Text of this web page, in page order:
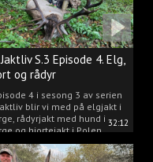
32:12
S.3 Episode 4. Elg,
og rådyr
4 i sesong 3 av serien
blir vi med på elgjakt i
rådyrjakt med hund i
og hjortejakt i Polen.